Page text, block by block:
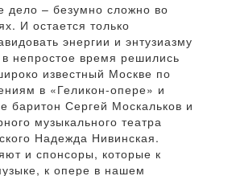
дело – безумно сложно во
И остается только
энергии и энтузиазму
непростое время решились
известный Москве по
в «Геликон-опере» и
баритон Сергей Москальков и
музыкального театра
Надежда Нивинская.
и спонсоры, которые к
к опере в нашем